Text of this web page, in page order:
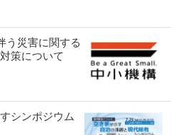
う災害に関する
策について
シンポジウム